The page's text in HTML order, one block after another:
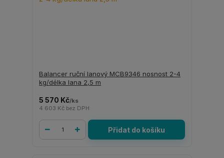
Balancer ruční lanový MCB9346 nosnost 2-4
kg/délka lana 2,5 m
5 570 Kč/ks
4 603 Kč bez DPH
Přidat do košíku